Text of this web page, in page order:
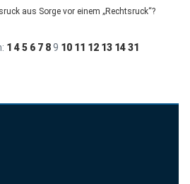
aus Sorge vor einem „Rechtsruck“?
1 4 5 6 7 8 9 10 11 12 13 14 31